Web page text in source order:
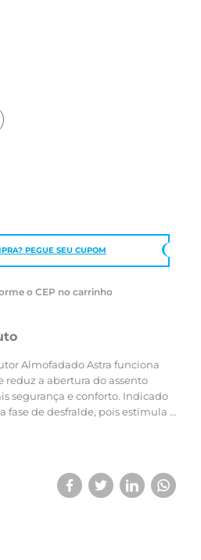
PEGUE SEU CUPOM
o CEP no carrinho
Almofadado Astra funciona
a abertura do assento
segurança e conforto. Indicado
fase de desfralde, pois estimula o
disso, o redutor também pode
sanitários ovais tradicionais e
tanto no assento do vaso